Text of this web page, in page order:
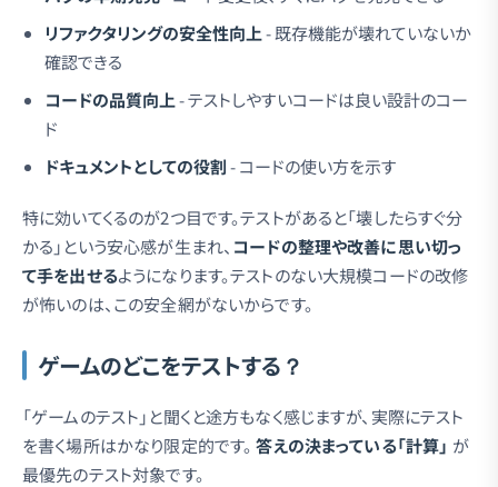
リファクタリングの安全性向上- 既存機能が壊れていないか
確認できる
コードの品質向上- テストしやすいコードは良い設計のコー
ド
ドキュメントとしての役割- コードの使い方を示す
特に効いてくるのが2つ目です。テストがあると「壊したらすぐ分
かる」という安心感が生まれ、 コードの整理や改善に思い切っ
て手を出せるようになります。テストのない大規模コードの改修
が怖いのは、この安全網がないからです。
ゲームのどこをテストする？
「ゲームのテスト」と聞くと途方もなく感じますが、実際にテスト
を書く場所はかなり限定的です。答えの決まっている「計算」 が
最優先のテスト対象です。